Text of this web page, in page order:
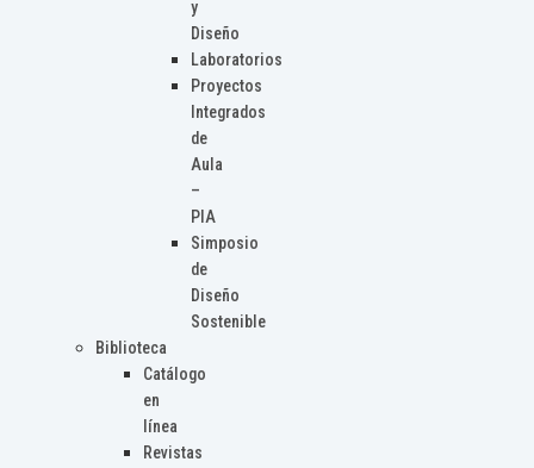
y
Diseño
Laboratorios
Proyectos
Integrados
de
Aula
–
PIA
Simposio
de
Diseño
Sostenible
Biblioteca
Catálogo
en
línea
Revistas